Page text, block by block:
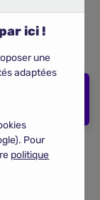
éviter toute
pendant
ici !
une
adaptées
Pour
politique